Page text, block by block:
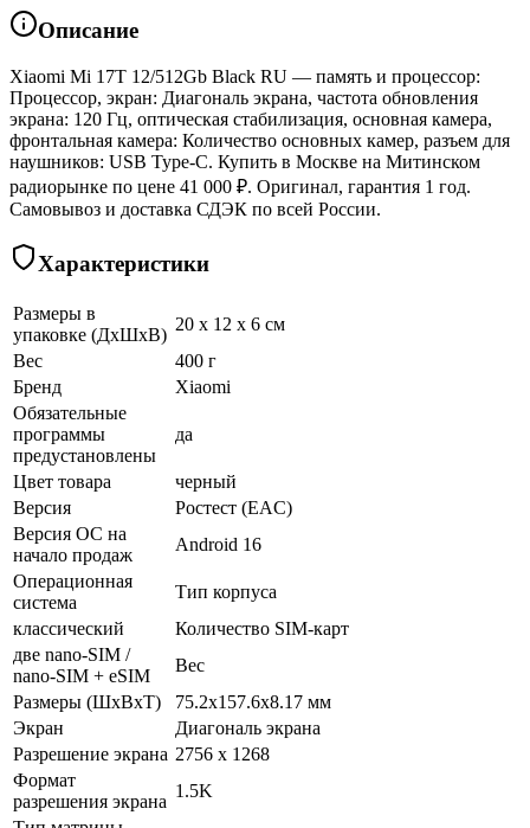
Описание
Xiaomi Mi 17T 12/512Gb Black RU — память и процессор:
Процессор, экран: Диагональ экрана, частота обновления
экрана: 120 Гц, оптическая стабилизация, основная камера,
фронтальная камера: Количество основных камер, разъем для
наушников: USB Type-C. Купить в Москве на Митинском
радиорынке по цене 41 000 ₽. Оригинал, гарантия 1 год.
Самовывоз и доставка СДЭК по всей России.
Характеристики
Размеры в
упаковке (ДхШхВ)
20 x 12 x 6 см
Вес
400 г
Бренд
Xiaomi
Обязательные
программы
предустановлены
да
Цвет товара
черный
Версия
Ростест (EAC)
Версия ОС на
начало продаж
Android 16
Операционная
система
Тип корпуса
классический
Количество SIM-карт
две nano-SIM /
nano-SIM + eSIM
Вес
Размеры (ШxВxТ)
75.2x157.6x8.17 мм
Экран
Диагональ экрана
Разрешение экрана 2756 x 1268
Формат
разрешения экрана
1.5K